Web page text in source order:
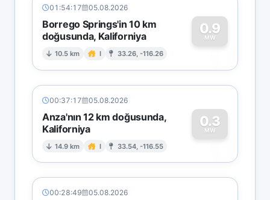
01:54:17 05.08.2026
Borrego Springs'in 10 km
doğusunda, Kaliforniya
10.5 km I 33.26, -116.26
0.9
MW
0
00:37:17 05.08.2026
Anza'nın 12 km doğusunda,
Kaliforniya
14.9 km I 33.54, -116.55
0.3
MW
0
00:28:49 05.08.2026